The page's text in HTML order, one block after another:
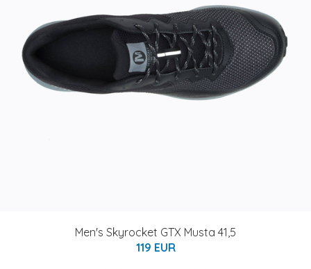
Men's Skyrocket GTX Musta 41,5
119 EUR